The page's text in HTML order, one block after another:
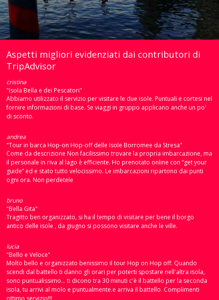
Aspetti migliori evidenziati dai contributori di
TripAdvisor
cristina
"Isola Bella e dei Pescatori"
Abbiamo utilizzato il servizio per visitare le due isole. Puntuali e cortesi nel
fornire informazioni di base. Se viaggi in gruppo applicano anche un po'
di sconto.
andrea
"Tour in barca Hop-on Hop-off delle Isole Borromee da Stresa"
Come da descrizione Non facilissimo trovare la propria imbarcazione, ma
il personale in riva al lago è efficiente. Ho prenotato online con “get your
guide” ed e stato tutto velocissimo. Le imbarcazioni ripartono dai punti
ogni ora. Non perdetele
bruno
"Bella Gita"
Tragitto ben organizzato, si ha il tempo di visitare per bene il borgo
antico delle isole , da giugno si possono visitare anche le ville.
lucia
"Bello e Veloce"
Molto bello e organizzato benissimo il tour Hop on Hop off. Quando
scendi dal battello ti danno gli orari per poterti spostare nell'altra isola,
sono puntualissimo... ti dicono tra 30 minuti c'è il battello per la seconda
isola, tu arrivi al molo e puntualmente.e arriva il battello. Complimenti